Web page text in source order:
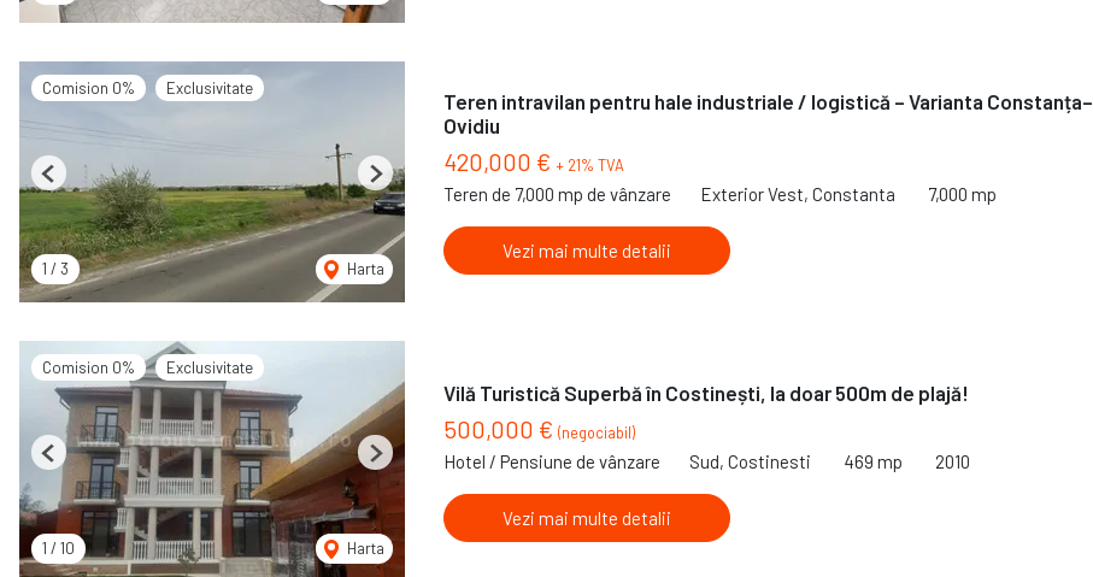
Comision 0% Exclusivitate
1 / 3 Harta
Previous Next
Teren intravilan pentru hale industriale / logistică – Varianta Constanța–
Ovidiu
420,000 € + 21% TVA
Teren de 7,000 mp de vânzare Exterior Vest, Constanta 7,000 mp
Vezi mai multe detalii
Comision 0% Exclusivitate
1 / 10 Harta
Previous Next
Vilă Turistică Superbă în Costinești, la doar 500m de plajă!
500,000 € (negociabil)
Hotel / Pensiune de vânzare Sud, Costinesti 469 mp 2010
Vezi mai multe detalii